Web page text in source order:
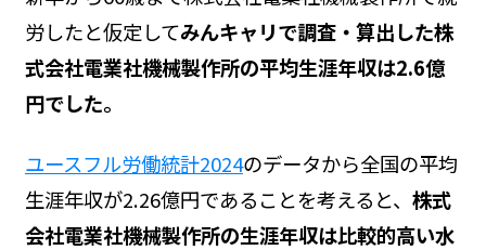
労したと仮定してみんキャリで調査・算出した株
式会社電業社機械製作所の平均生涯年収は2.6億
円でした。
ユースフル労働統計2024のデータから全国の平均
生涯年収が2.26億円であることを考えると、 株式
会社電業社機械製作所の生涯年収は比較的高い水